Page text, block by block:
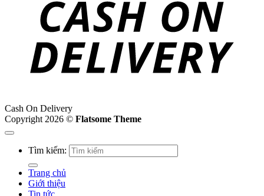
Cash On Delivery
Copyright 2026 © Flatsome Theme
Tìm kiếm:
Trang chủ
Giới thiệu